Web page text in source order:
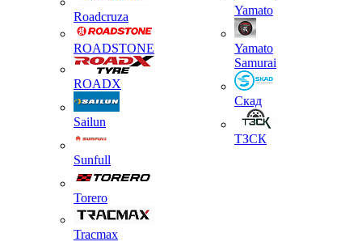
Roadcruza
ROADSTONE
ROADX
Sailun
Sunfull
Torero
Tracmax
Yamato
Yamato
Samurai
Скад
ТЗСК